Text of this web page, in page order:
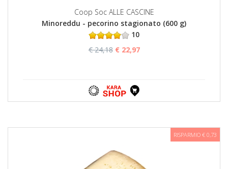
Coop Soc ALLE CASCINE
Minoreddu - pecorino stagionato (600 g)
10
€ 24,18 € 22,97
RISPARMIO € 0,73